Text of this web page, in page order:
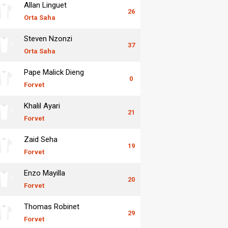
Allan Linguet
Orta Saha
26
Steven Nzonzi
Orta Saha
37
Pape Malick Dieng
Forvet
0
Khalil Ayari
Forvet
21
Zaid Seha
Forvet
19
Enzo Mayilla
Forvet
20
Thomas Robinet
Forvet
29